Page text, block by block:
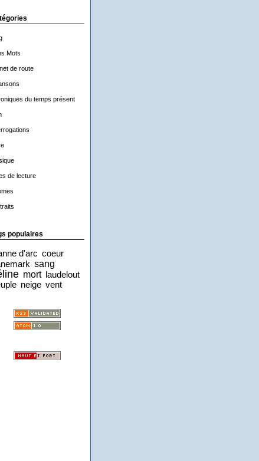
Mots
de route
du temps présent
de lecture
populaires
d'arc coeur
sang
mort laudelout
neige vent